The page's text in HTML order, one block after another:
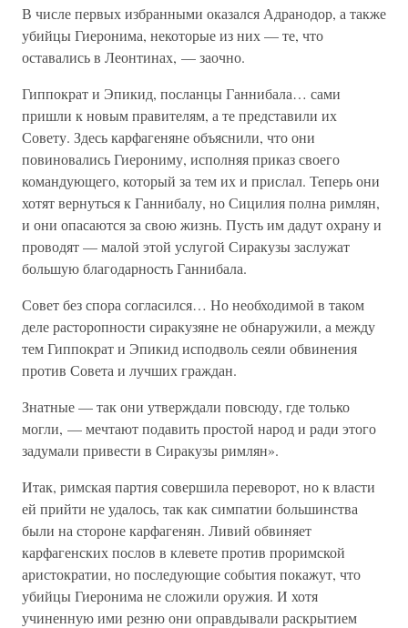
В числе первых избранными оказался Адранодор, а также
убийцы Гиеронима, некоторые из них — те, что
оставались в Леонтинах, — заочно.
Гиппократ и Эпикид, посланцы Ганнибала… сами
пришли к новым правителям, а те представили их
Совету. Здесь карфагеняне объяснили, что они
повиновались Гиерониму, исполняя приказ своего
командующего, который за тем их и прислал. Теперь они
хотят вернуться к Ганнибалу, но Сицилия полна римлян,
и они опасаются за свою жизнь. Пусть им дадут охрану и
проводят — малой этой услугой Сиракузы заслужат
большую благодарность Ганнибала.
Совет без спора согласился… Но необходимой в таком
деле расторопности сиракузяне не обнаружили, а между
тем Гиппократ и Эпикид исподволь сеяли обвинения
против Совета и лучших граждан.
Знатные — так они утверждали повсюду, где только
могли, — мечтают подавить простой народ и ради этого
задумали привести в Сиракузы римлян».
Итак, римская партия совершила переворот, но к власти
ей прийти не удалось, так как симпатии большинства
были на стороне карфагенян. Ливий обвиняет
карфагенских послов в клевете против проримской
аристократии, но последующие события покажут, что
убийцы Гиеронима не сложили оружия. И хотя
учиненную ими резню они оправдывали раскрытием